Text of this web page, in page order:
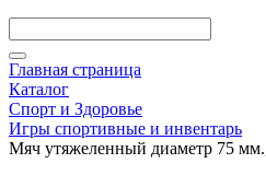
Главная страница
Каталог
Спорт и Здоровье
Игры спортивные и инвентарь
Мяч утяжеленный диаметр 75